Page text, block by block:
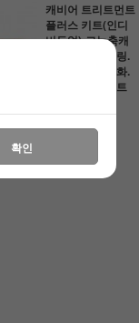
캐비어 트리트먼트
플러스 키트(인디
비듀얼)-고농축캐
비어를 통한 필링.
영양.재생등 노화.
건조.재생관리 트
88,000원
확인